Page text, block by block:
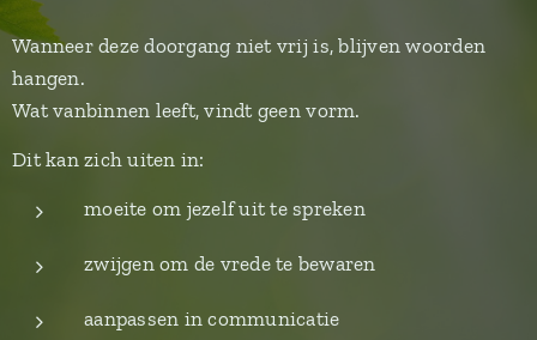
Wanneer deze doorgang niet vrij is, blijven woorden
hangen.
Wat vanbinnen leeft, vindt geen vorm.
Dit kan zich uiten in:
moeite om jezelf uit te spreken
zwijgen om de vrede te bewaren
aanpassen in communicatie